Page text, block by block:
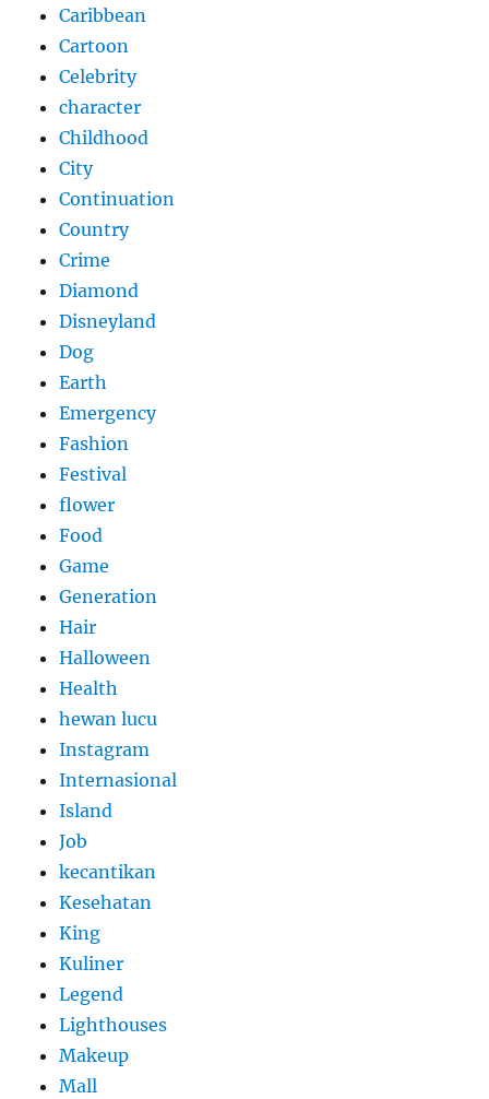
Caribbean
Cartoon
Celebrity
character
Childhood
City
Continuation
Country
Crime
Diamond
Disneyland
Dog
Earth
Emergency
Fashion
Festival
flower
Food
Game
Generation
Hair
Halloween
Health
hewan lucu
Instagram
Internasional
Island
Job
kecantikan
Kesehatan
King
Kuliner
Legend
Lighthouses
Makeup
Mall